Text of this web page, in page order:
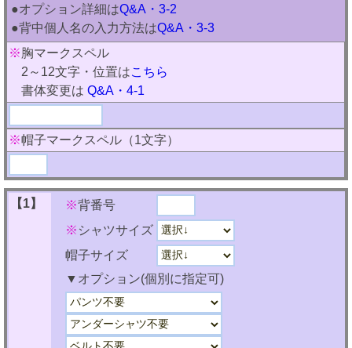
●オプション詳細はQ&A・3-2
●背中個人名の入力方法はQ&A・3-3
※ 胸マークスペル
2～12文字・位置はこちら
書体変更は Q&A・4-1
※帽子マークスペル（1文字）
【1】 ※背番号
※ シャツサイズ
帽子サイズ
▼オプション(個別に指定可)